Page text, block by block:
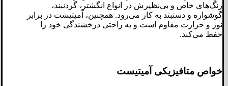
رنگ‌های خاص و بی‌نظیرش در انواع انگشتر، گردنبند،
گوشواره و دستبند به کار می‌رود. همچنین، آمیتیست در برابر
نور و حرارت مقاوم است و به راحتی درخشندگی خود را
حفظ می‌کند.
خواص متافیزیکی آمیتیست